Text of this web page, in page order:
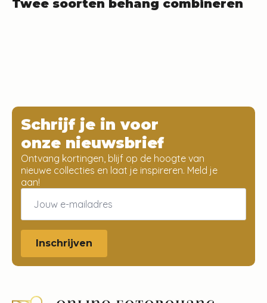
Twee soorten behang combineren
Schrijf je in voor
onze nieuwsbrief
Ontvang kortingen, blijf op de hoogte van
nieuwe collecties en laat je inspireren. Meld je
aan!
Email
Inschrijven